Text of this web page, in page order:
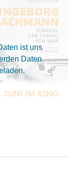
ist uns
Daten